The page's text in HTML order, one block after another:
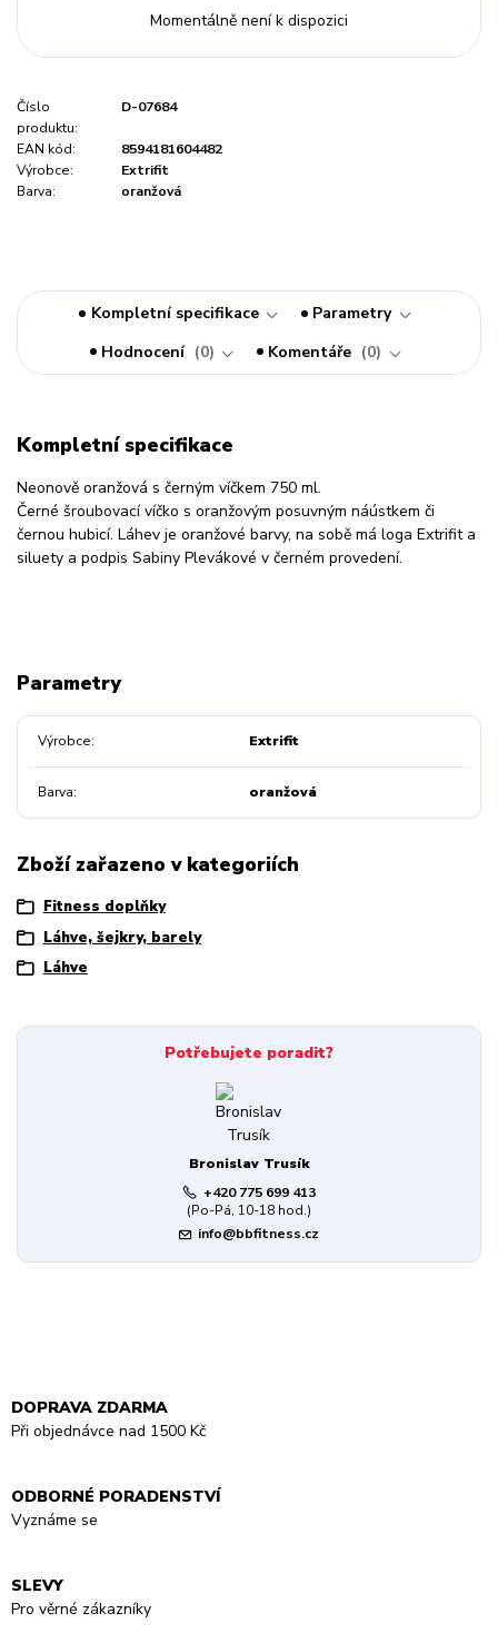
Momentálně není k dispozici
Číslo
produktu:
D-07684
EAN kód:
8594181604482
Výrobce:
Extrifit
Barva:
oranžová
Kompletní specifikace
Parametry
Hodnocení
0 Komentáře 0
Kompletní specifikace
Neonově oranžová s černým víčkem 750 ml.
Černé šroubovací víčko s oranžovým posuvným náústkem či
černou hubicí. Láhev je oranžové barvy, na sobě má loga Extrifit a
siluety a podpis Sabiny Plevákové v černém provedení.
Parametry
Výrobce Extrifit
Barva oranžová
Zboží zařazeno v kategoriích
Fitness doplňky
Láhve, šejkry, barely
Láhve
Potřebujete poradit?
Bronislav Trusík
+420 775 699 413
(Po-Pá, 10-18 hod.)
info@bbfitness.cz
DOPRAVA ZDARMA
Při objednávce nad 1500 Kč
ODBORNÉ PORADENSTVÍ
Vyznáme se
SLEVY
Pro věrné zákazníky